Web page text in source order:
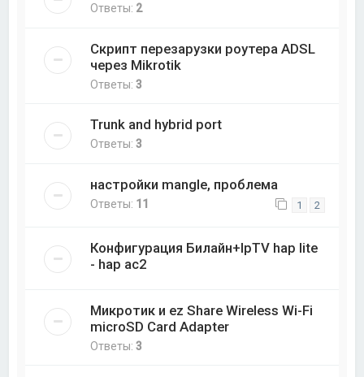
Ответы: 2
Скрипт перезарузки роутера ADSL
через Mikrotik
Ответы:3
Trunk and hybrid port
Ответы:3
настройки mangle, проблема
Ответы: 11 1 2
Конфигурация Билайн+IpTV hap lite
- hap ac2
Микротик и ez Share Wireless Wi-Fi
microSD Card Adapter
Ответы:3